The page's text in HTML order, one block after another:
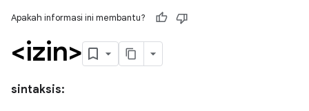
Apakah informasi ini membantu?
<izin>
sintaksis: